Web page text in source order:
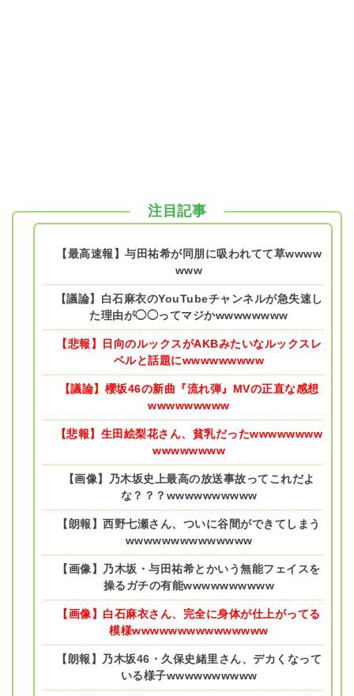
注目記事
【最高速報】与田祐希が同朋に吸われてて草wwww
www
【議論】白石麻衣のYouTubeチャンネルが急失速し
た理由が◯◯ってマジかwwwwwwww
【悲報】日向のルックスがAKBみたいなルックスレ
ベルと話題にwwwwwwwww
【議論】櫻坂46の新曲『流れ弾』MVの正直な感想
wwwwwwwww
【悲報】生田絵梨花さん、貧乳だったwwwwwwww
wwwwwwww
【画像】乃木坂史上最高の放送事故ってこれだよ
な？？？wwwwwwwwww
【朗報】西野七瀬さん、ついに谷間ができてしまう
wwwwwwwwwwwwww
【画像】乃木坂・与田祐希とかいう無能フェイスを
操るガチの有能wwwwwwwwww
【画像】白石麻衣さん、完全に身体が仕上がってる
模様wwwwwwwwwwwwwww
【朗報】乃木坂46・久保史緒里さん、デカくなって
いる様子wwwwwwwwww